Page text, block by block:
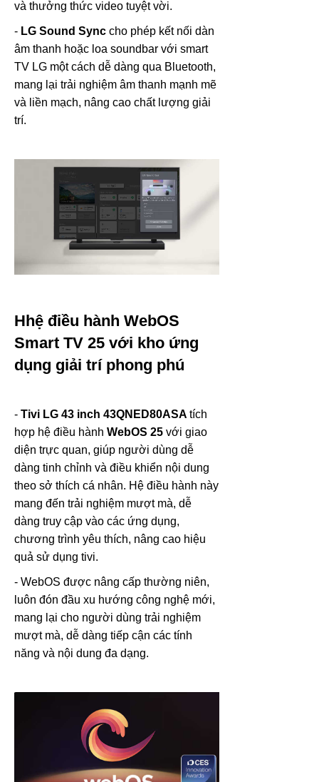
và thưởng thức video tuyệt vời.
- LG Sound Sync cho phép kết nối dàn
âm thanh hoặc loa soundbar với smart
TV LG một cách dễ dàng qua Bluetooth,
mang lại trải nghiệm âm thanh mạnh mẽ
và liền mạch, nâng cao chất lượng giải
trí.
Hhệ điều hành WebOS
Smart TV 25 với kho ứng
dụng giải trí phong phú
- Tivi LG 43 inch 43QNED80ASA tích
hợp hệ điều hành WebOS 25 với giao
diện trực quan, giúp người dùng dễ
dàng tinh chỉnh và điều khiển nội dung
theo sở thích cá nhân. Hệ điều hành này
mang đến trải nghiệm mượt mà, dễ
dàng truy cập vào các ứng dụng,
chương trình yêu thích, nâng cao hiệu
quả sử dụng tivi.
- WebOS được nâng cấp thường niên,
luôn đón đầu xu hướng công nghệ mới,
mang lại cho người dùng trải nghiệm
mượt mà, dễ dàng tiếp cận các tính
năng và nội dung đa dạng.